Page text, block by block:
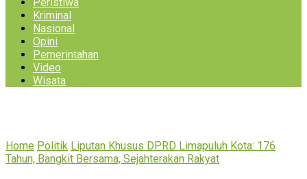
Kriminal
Nasional
Opini
Pemerintahan
Video
Wisata
Home Politik Liputan Khusus DPRD Limapuluh Kota: 176
Tahun, Bangkit Bersama, Sejahterakan Rakyat